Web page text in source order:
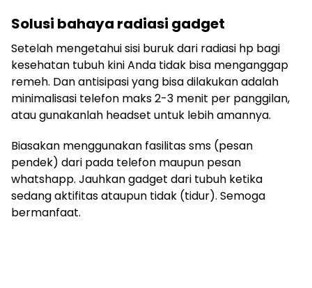
Solusi bahaya radiasi gadget
Setelah mengetahui sisi buruk dari radiasi hp bagi
kesehatan tubuh kini Anda tidak bisa menganggap
remeh. Dan antisipasi yang bisa dilakukan adalah
minimalisasi telefon maks 2-3 menit per panggilan,
atau gunakanlah headset untuk lebih amannya.
Biasakan menggunakan fasilitas sms (pesan
pendek) dari pada telefon maupun pesan
whatshapp. Jauhkan gadget dari tubuh ketika
sedang aktifitas ataupun tidak (tidur). Semoga
bermanfaat.